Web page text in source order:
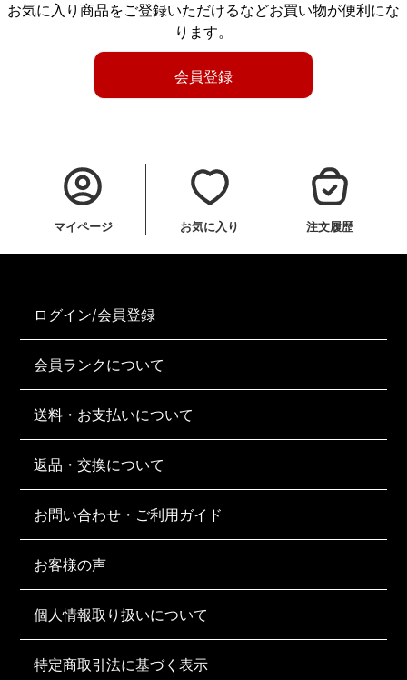
お気に入り商品をご登録いただけるなどお買い物が便利にな
ります。
会員登録
マイページ お気に入り 注文履歴
ログイン/会員登録
会員ランクについて
送料・お支払いについて
返品・交換について
お問い合わせ・ご利用ガイド
お客様の声
個人情報取り扱いについて
特定商取引法に基づく表示